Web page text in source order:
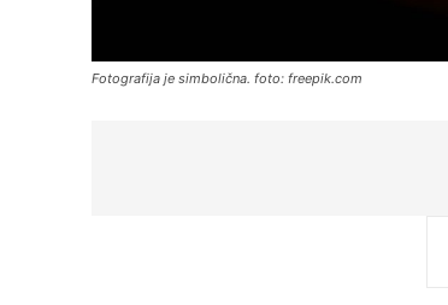
Fotografija je simbolična. foto: freepik.com